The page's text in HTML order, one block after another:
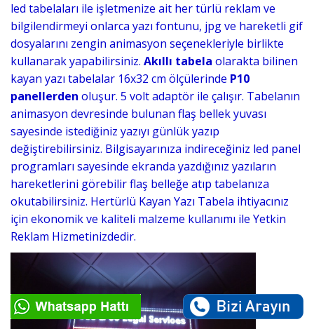
led tabelaları ile işletmenize ait her türlü reklam ve
bilgilendirmeyi onlarca yazı fontunu, jpg ve hareketli gif
dosyalarını zengin animasyon seçenekleriyle birlikte
kullanarak yapabilirsiniz. Akıllı tabela olarakta bilinen
kayan yazı tabelalar 16x32 cm ölçülerinde P10
panellerden oluşur. 5 volt adaptör ile çalışır. Tabelanın
animasyon devresinde bulunan flaş bellek yuvası
sayesinde istediğiniz yazıyı günlük yazıp
değiştirebilirsiniz. Bilgisayarınıza indireceğiniz led panel
programları sayesinde ekranda yazdığınız yazıların
hareketlerini görebilir flaş belleğe atıp tabelanıza
okutabilirsiniz. Hertürlü Kayan Yazı Tabela ihtiyacınız
için ekonomik ve kaliteli malzeme kullanımı ile Yetkin
Reklam Hizmetinizdedir.